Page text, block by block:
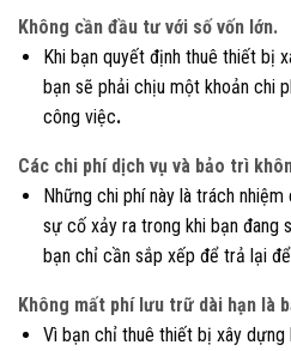
Không cần đầu tư với số vốn lớn.
Khi bạn quyết định thuê thiết bị
bạn sẽ phải chịu một khoản chi
công việc.
Các chi phí dịch vụ và bảo trì
Những chi phí này là trách
sự cố xảy ra trong khi bạn đang
bạn chỉ cần sắp xếp để trả lại
Không mất phí lưu trữ dài hạn là
Vì bạn chỉ thuê thiết bị xây